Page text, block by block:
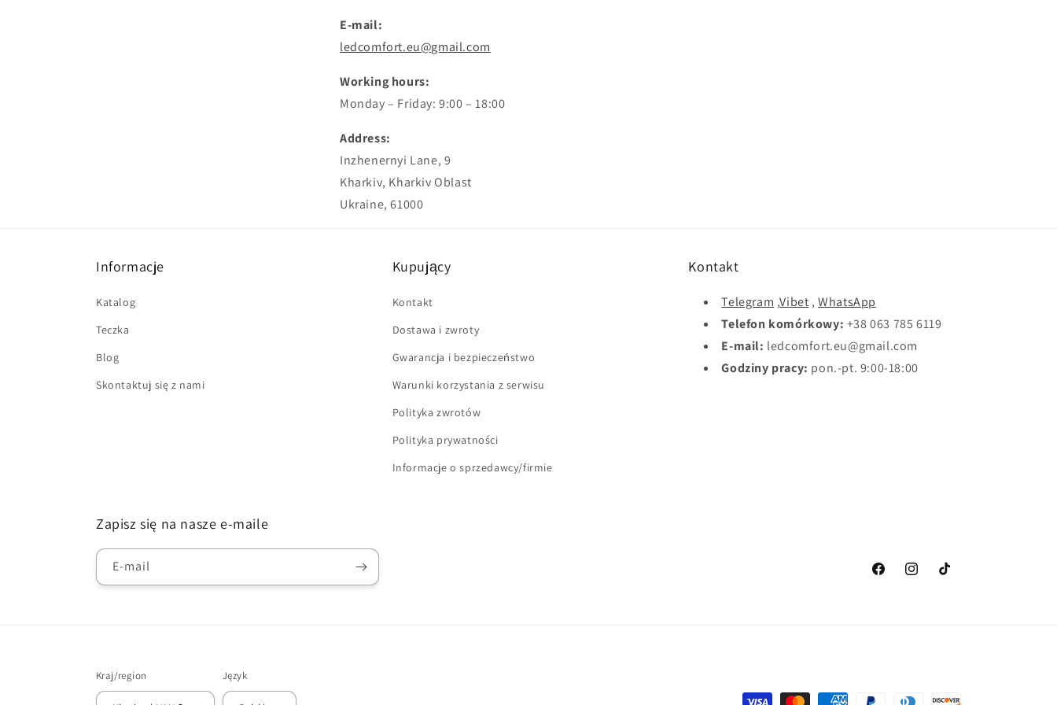
E-mail:
ledcomfort.eu@gmail.com
Working hours:
Monday – Friday: 9:00 – 18:00
Address:
Inzhenernyi Lane, 9
Kharkiv, Kharkiv Oblast
Ukraine, 61000
Informacje
Katalog
Teczka
Blog
Skontaktuj się z nami
Kupujący
Kontakt
Dostawa i zwroty
Gwarancja i bezpieczeństwo
Warunki korzystania z serwisu
Polityka zwrotów
Polityka prywatności
Informacje o sprzedawcy/firmie
Kontakt
Telegram ,Vibet ,WhatsApp
Telefon komórkowy: +38 063 785 6119
E-mail: ledcomfort.eu@gmail.com
Godziny pracy: pon.-pt. 9:00-18:00
Zapisz się na nasze e-maile
E-mail
FacebookInstagramTikTok
Kraj/region Język